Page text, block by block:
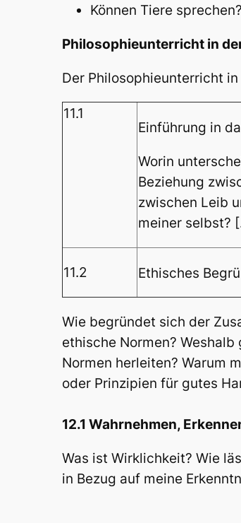
Können Tiere sprechen?
Philosophieunterricht in
Der Philosophieunterricht
11.1
Einführung in
Worin
Beziehung
zwischen Leib
meiner selbst?
11.2 Ethisches
Wie begründet sich der
ethische Normen?
Normen herleiten? Warum
oder Prinzipien für gutes
12.1 Wahrnehmen,
Was ist Wirklichkeit? Wie
in Bezug auf meine